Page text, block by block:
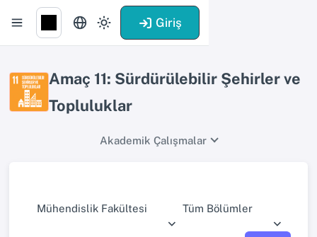
Giriş
Amaç 11: Sürdürülebilir Şehirler ve
Topluluklar
Akademik Çalışmalar
Mühendislik Fakültesi Tüm Bölümler